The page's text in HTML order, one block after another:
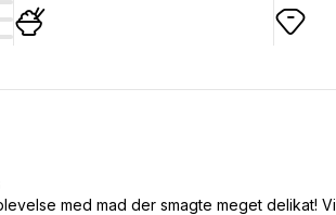
med mad der smagte meget delikat!